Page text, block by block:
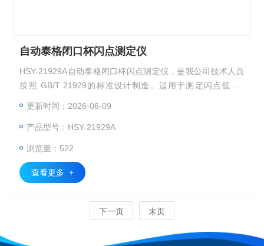
自动泰格闭口杯闪点测定仪
HSY-21929A自动泰格闭口杯闪点测定仪，是我公司技术人员
按照 GB/T 21929的标准设计制造。适用于测定闪点低于9
大方、操作容易、使用方便、测试准确等特点。
更新时间：2026-06-09
产品型号：HSY-21929A
浏览量：522
查看更多 +
下一页 末页